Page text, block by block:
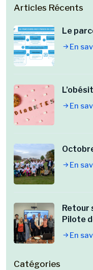
Articles Récents
Le
En
En
En
Retour
Pilote
En
Catégories